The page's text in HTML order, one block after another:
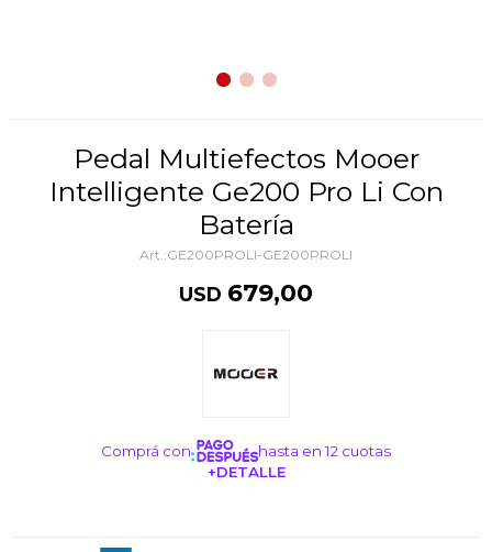
Pedal Multiefectos Mooer
Intelligente Ge200 Pro Li Con
Batería
GE200PROLI-GE200PROLI
USD 679,00
Comprá con
hasta en 12 cuotas
+DETALLE